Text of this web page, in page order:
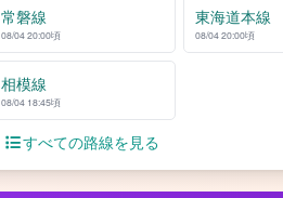
常磐線
08/04 20:00頃
東海道本線
08/04 20:00頃
相模線
08/04 18:45頃
すべての路線を見る